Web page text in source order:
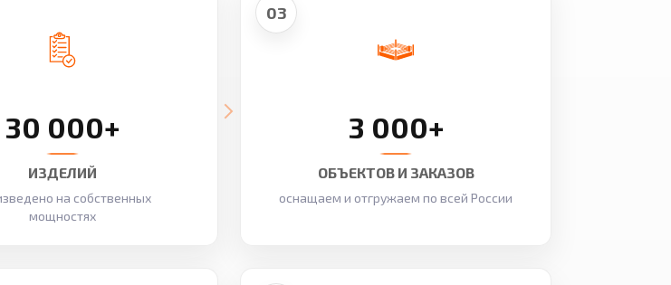
30 000+
ИЗДЕЛИЙ
на собственных
мощностях
03
3 000+
ОБЪЕКТОВ И ЗАКАЗОВ
оснащаем и отгружаем по всей России